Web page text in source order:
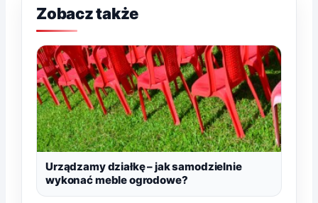
Zobacz także
Urządzamy działkę – jak samodzielnie
wykonać meble ogrodowe?